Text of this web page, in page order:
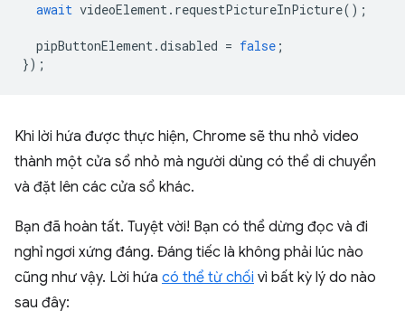
await videoElement. requestPictureInPicture();
pipButtonElement.disabled = false ;
});
Khi lời hứa được thực hiện, Chrome sẽ thu nhỏ video
thành một cửa sổ nhỏ mà người dùng có thể di chuyển
và đặt lên các cửa sổ khác.
Bạn đã hoàn tất. Tuyệt vời! Bạn có thể dừng đọc và đi
nghỉ ngơi xứng đáng. Đáng tiếc là không phải lúc nào
cũng như vậy. Lời hứa có thể từ chối vì bất kỳ lý do nào
sau đây: